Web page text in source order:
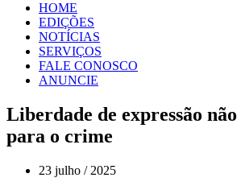
HOME
EDIÇÕES
NOTÍCIAS
SERVIÇOS
FALE CONOSCO
ANUNCIE
Liberdade de expressão
para o crime
23 julho / 2025